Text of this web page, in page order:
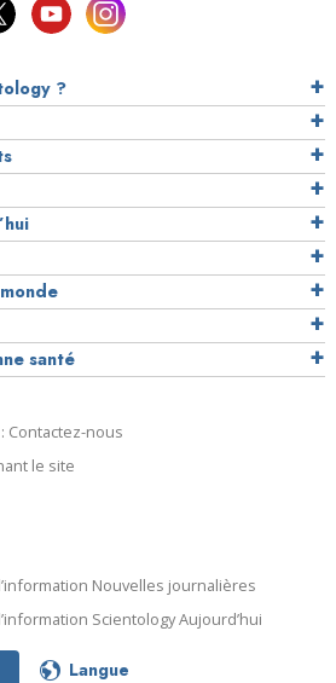
?
santé
Contactez-nous
le site
Nouvelles journalières
Scientology Aujourd’hui
Langue